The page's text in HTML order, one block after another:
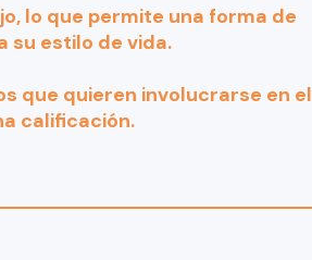
lo que permite una forma de
su estilo de vida.
que quieren involucrarse en el
calificación.